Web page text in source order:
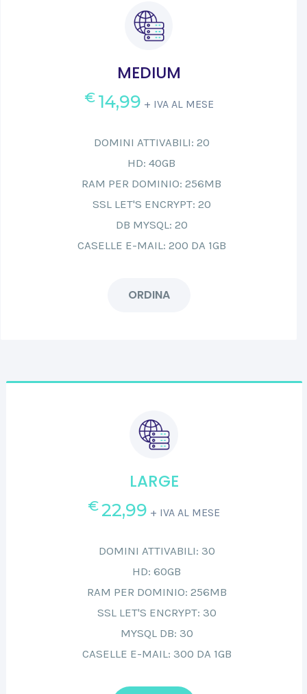
MEDIUM
€ 14,99 + IVA AL MESE
DOMINI ATTIVABILI: 20
HD: 40GB
RAM PER DOMINIO: 256MB
SSL LET'S ENCRYPT: 20
DB MYSQL: 20
CASELLE E-MAIL: 200 DA 1GB
ORDINA
LARGE
€22,99 + IVA AL MESE
DOMINI ATTIVABILI: 30
HD: 60GB
RAM PER DOMINIO: 256MB
SSL LET'S ENCRYPT: 30
MYSQL DB: 30
CASELLE E-MAIL: 300 DA 1GB